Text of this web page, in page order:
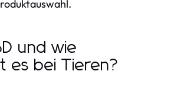
und wie
es bei Tieren?